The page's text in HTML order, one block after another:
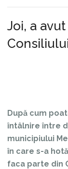
Joi, a
După cum
întâlnire între
municipiului
în care s-a
faca parte din